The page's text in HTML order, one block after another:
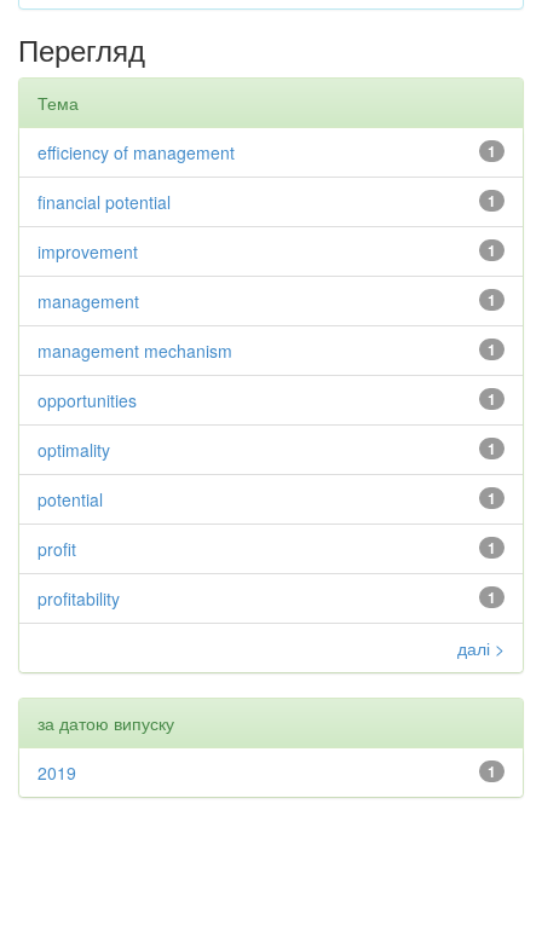
Перегляд
Тема
1
efficiency of management
1
financial potential
1
improvement
1
management
1
management mechanism
1
opportunities
1
optimality
1
potential
1
profit
1
profitability
далі >
за датою випуску
1
2019